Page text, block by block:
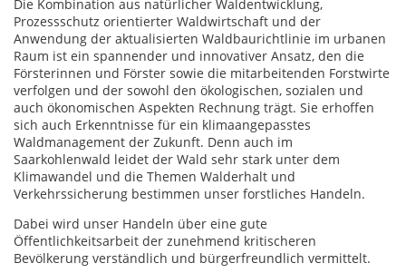
Die Kombination aus natürlicher Waldentwicklung,
Prozessschutz orientierter Waldwirtschaft und der
Anwendung der aktualisierten Waldbaurichtlinie im urbanen
Raum ist ein spannender und innovativer Ansatz, den die
Försterinnen und Förster sowie die mitarbeitenden Forstwirte
verfolgen und der sowohl den ökologischen, sozialen und
auch ökonomischen Aspekten Rechnung trägt. Sie erhoffen
sich auch Erkenntnisse für ein klimaangepasstes
Waldmanagement der Zukunft. Denn auch im
Saarkohlenwald leidet der Wald sehr stark unter dem
Klimawandel und die Themen Walderhalt und
Verkehrssicherung bestimmen unser forstliches Handeln.
Dabei wird unser Handeln über eine gute
Öffentlichkeitsarbeit der zunehmend kritischeren
Bevölkerung verständlich und bürgerfreundlich vermittelt.